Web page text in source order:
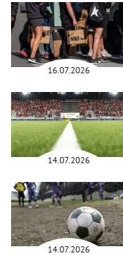
16.07.2026
14.07.2026
14.07.2026